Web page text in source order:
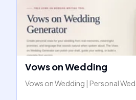
Vows on Wedding
Vows on Wedding | Personal